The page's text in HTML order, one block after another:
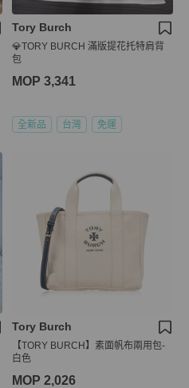
Tory Burch
💎TORY BURCH 滿版提花托特肩背
包
MOP 3,341
全新品 台灣 免運
Tory Burch
【TORY BURCH】素面帆布兩用包-
白色
MOP 2,026